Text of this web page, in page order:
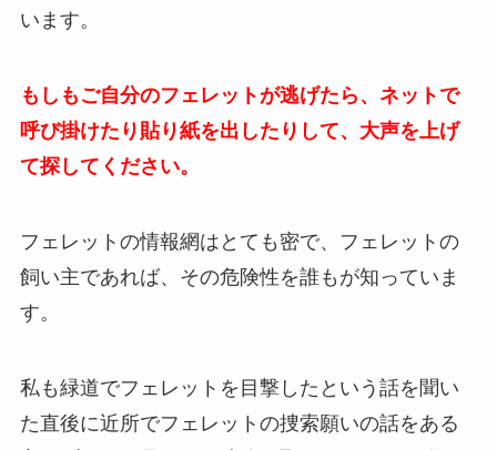
います。
もしもご自分のフェレットが逃げたら、ネットで
呼び掛けたり貼り紙を出したりして、大声を上げ
て探してください。
フェレットの情報網はとても密で、フェレットの
飼い主であれば、その危険性を誰もが知っていま
す。
私も緑道でフェレットを目撃したという話を聞い
た直後に近所でフェレットの捜索願いの話をある